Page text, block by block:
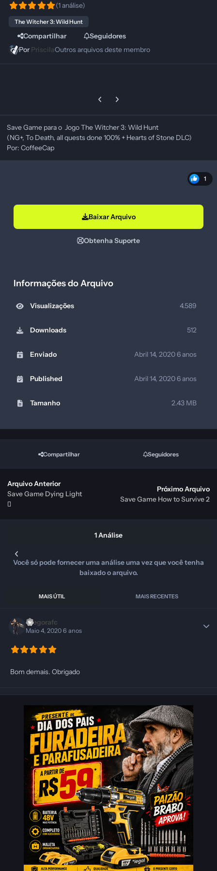
(1 análise)
The Witcher 3: Wild Hunt
Compartilhar
Seguidores
Por PriscilaOutros arquivos deste membro
Previous carousel slide
Next carousel slide
Save Game para o Jogo The Witcher 3: Wild Hunt
(NG+, To Death, all quests done 100% + Hearts of Stone DLC)
Por: CoffeeCap
1
Baixar Arquivo
Obtenha Suporte
Informações do Arquivo
Visualizações 4.589
Downloads 512
Enviado Abril 14, 20206 anos
Published Abril 14, 20206 anos
Tamanho 2.43 MB
Compartilhar Seguidores
Arquivo Anterior
Save Game Dying Light
Próximo Arquivo
Save Game How to Survive 2
1 Análise
Você só pode fornecer uma análise uma vez que você tenha
baixado o arquivo.
MAIS ÚTIL MAIS RECENTES
Diegorafc
Maio 4, 20206 anos
Bom demais. Obrigado